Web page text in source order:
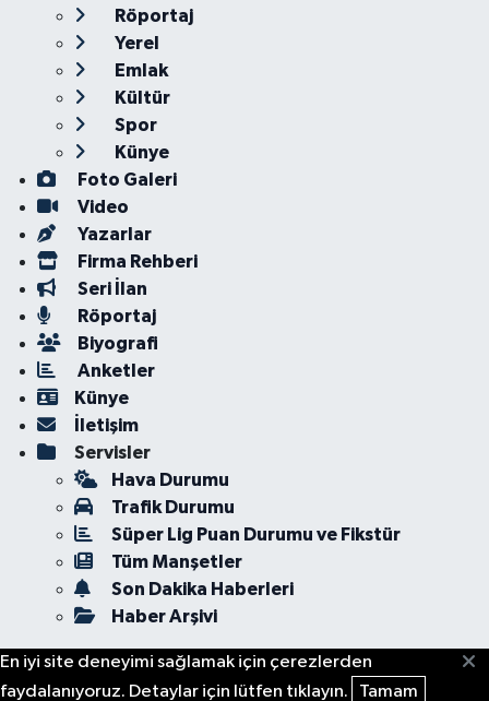
Röportaj
Yerel
Emlak
Kültür
Spor
Künye
Foto Galeri
Video
Yazarlar
Firma Rehberi
Seri İlan
Röportaj
Biyografi
Anketler
Künye
İletişim
Servisler
Hava Durumu
Trafik Durumu
Süper Lig Puan Durumu ve Fikstür
Tüm Manşetler
Son Dakika Haberleri
Haber Arşivi
En iyi site deneyimi sağlamak için çerezlerden
faydalanıyoruz. Detaylar için lütfen tıklayın.
Tamam